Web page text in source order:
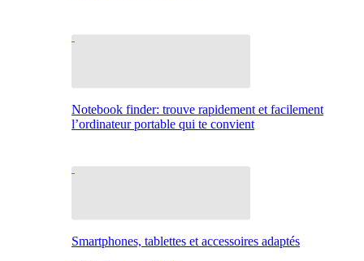
Notebook finder: trouve rapidement et facilement
l’ordinateur portable qui te convient
Smartphones, tablettes et accessoires adaptés